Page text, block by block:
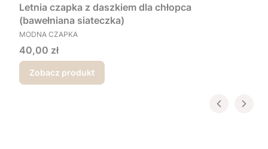
Letnia czapka z daszkiem dla chłopca
(bawełniana siateczka)
PRODUCENT
MODNA CZAPKA
Cena
40,00 zł
Zobacz produkt